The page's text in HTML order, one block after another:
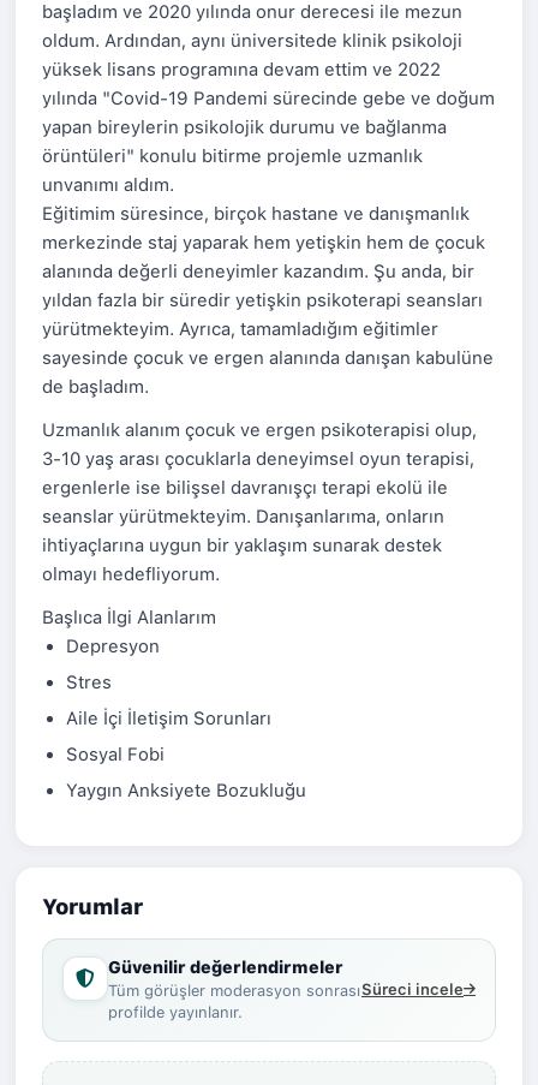
başladım ve 2020 yılında onur derecesi ile mezun
oldum. Ardından, aynı üniversitede klinik psikoloji
yüksek lisans programına devam ettim ve 2022
yılında "Covid-19 Pandemi sürecinde gebe ve doğum
yapan bireylerin psikolojik durumu ve bağlanma
örüntüleri" konulu bitirme projemle uzmanlık
unvanımı aldım.
Eğitimim süresince, birçok hastane ve danışmanlık
merkezinde staj yaparak hem yetişkin hem de çocuk
alanında değerli deneyimler kazandım. Şu anda, bir
yıldan fazla bir süredir yetişkin psikoterapi seansları
yürütmekteyim. Ayrıca, tamamladığım eğitimler
sayesinde çocuk ve ergen alanında danışan kabulüne
de başladım.
Uzmanlık alanım çocuk ve ergen psikoterapisi olup,
3-10 yaş arası çocuklarla deneyimsel oyun terapisi,
ergenlerle ise bilişsel davranışçı terapi ekolü ile
seanslar yürütmekteyim. Danışanlarıma, onların
ihtiyaçlarına uygun bir yaklaşım sunarak destek
olmayı hedefliyorum.
Başlıca İlgi Alanlarım
Depresyon
Stres
Aile İçi İletişim Sorunları
Sosyal Fobi
Yaygın Anksiyete Bozukluğu
Yorumlar
Güvenilir değerlendirmeler
Tüm görüşler moderasyon sonrası
profilde yayınlanır.
Süreci incele